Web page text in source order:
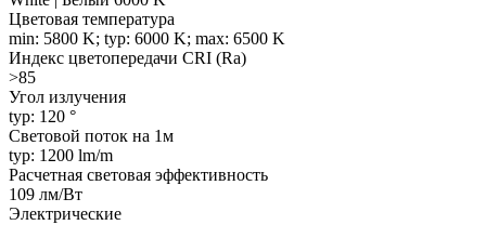
Цветовая температура
min: 5800 K; typ: 6000 K; max: 6500 K
Индекс цветопередачи CRI (Ra)
>85
Угол излучения
typ: 120 °
Световой поток на 1м
typ: 1200 lm/m
Расчетная световая эффективность
109 лм/Вт
Электрические